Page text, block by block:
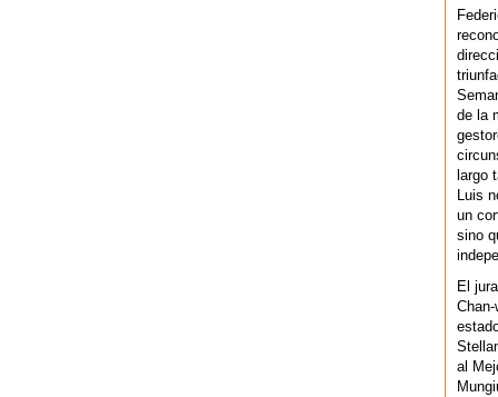
de la
largo
Luis
un
sino
El
al